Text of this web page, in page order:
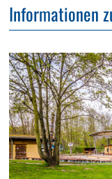
Informationen